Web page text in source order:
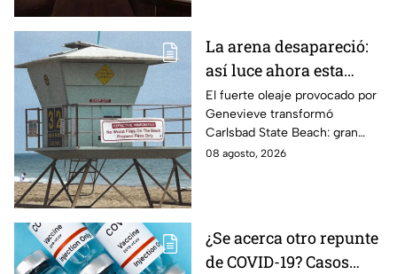
La arena desapareció:
así luce ahora esta
popular playa de
California tras los
efectos de Genevieve
El fuerte oleaje provocado por
Genevieve transformó
Carlsbad State Beach: gran
parte de la arena desapareció y
08 agosto, 2026
¿Se acerca otro repunte
de COVID-19? Casos